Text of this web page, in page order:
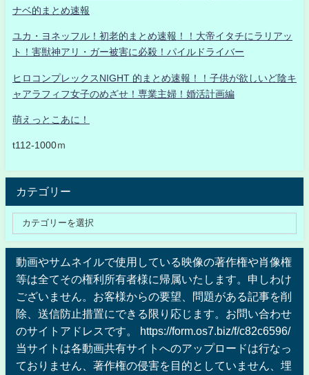
ナベ的まとめ速報
ユカ・ヨネッフル！初老的まとめ速報！！大帝イタチにラリアッ
ト！害獣神アリ・ガー被害に必殺！パイルドライバー
ヒロコンプレックスNIGHT 的まとめ速報！！子供が欲しいど陰キ
ャアラフィフ女子のめざせ！専業主婦！婚活計画編
萌えっとこあに！
t112-1000ｍ
カテゴリー
動画やサムネイルで使用している映像の著作権や肖像権
等は全てその権利所有者様に帰属いたします。申しわけ
ございません。お客様からの要望、問題がある記事を削
除、送信防止措置にできる限り応じます。お問い合わせ
のサイトアドレスです。 https://form.os7.biz/f/c82c6596/
当サイトは各動画共有サイトへのアップロードは行なっ
ておりません、著作権の侵害を目的としていません、埋